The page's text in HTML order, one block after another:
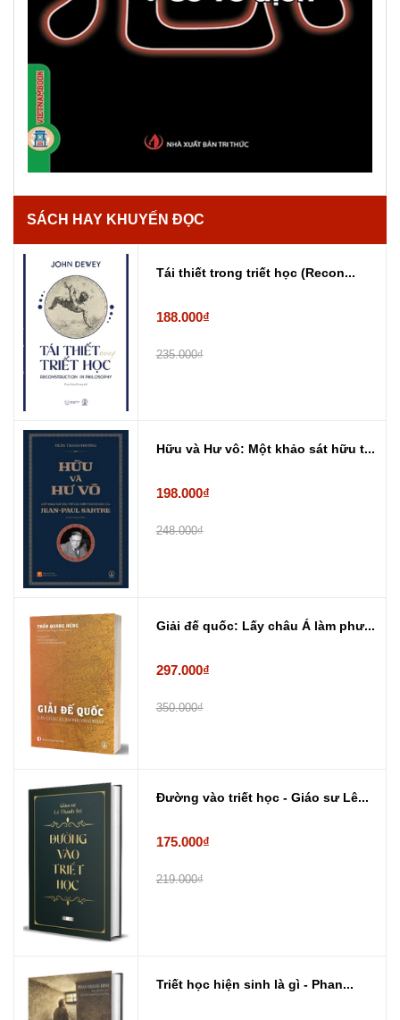
SÁCH HAY KHUYẾN ĐỌC
Tái thiết trong triết học (Recon...
188.000₫
235.000₫
Hữu và Hư vô: Một khảo sát hữu t...
198.000₫
248.000₫
Giải đế quốc: Lấy châu Á làm phư...
297.000₫
350.000₫
Đường vào triết học - Giáo sư Lê...
175.000₫
219.000₫
Triết học hiện sinh là gì - Phan...